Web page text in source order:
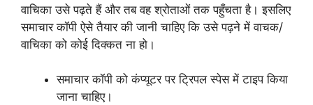
वाचिका उसे पढ़ते हैं और तब वह श्रोताओं तक पहुँचता है। इसलिए
समाचार कॉपी ऐसे तैयार की जानी चाहिए कि उसे पढ़ने में वाचक/
वाचिका को कोई दिक्कत ना हो।
समाचार कॉपी को कंप्यूटर पर ट्रिपल स्पेस में टाइप किया
जाना चाहिए।